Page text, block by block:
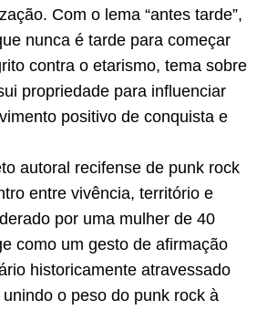
Com o lema “antes tarde”,
nunca é tarde para começar
contra o etarismo, tema sobre
propriedade para influenciar
positivo de conquista e
autoral recifense de punk rock
entre vivência, território e
por uma mulher de 40
como um gesto de afirmação
historicamente atravessado
o peso do punk rock à